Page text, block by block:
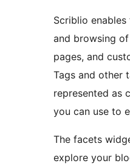
Scriblio
and browsing
pages, and
Tags and other
represented as
you can use to
The facets
explore your